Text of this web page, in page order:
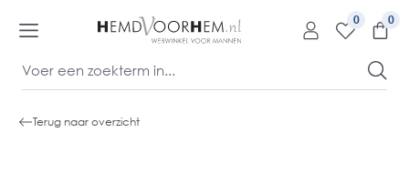
0
Terug naar overzicht